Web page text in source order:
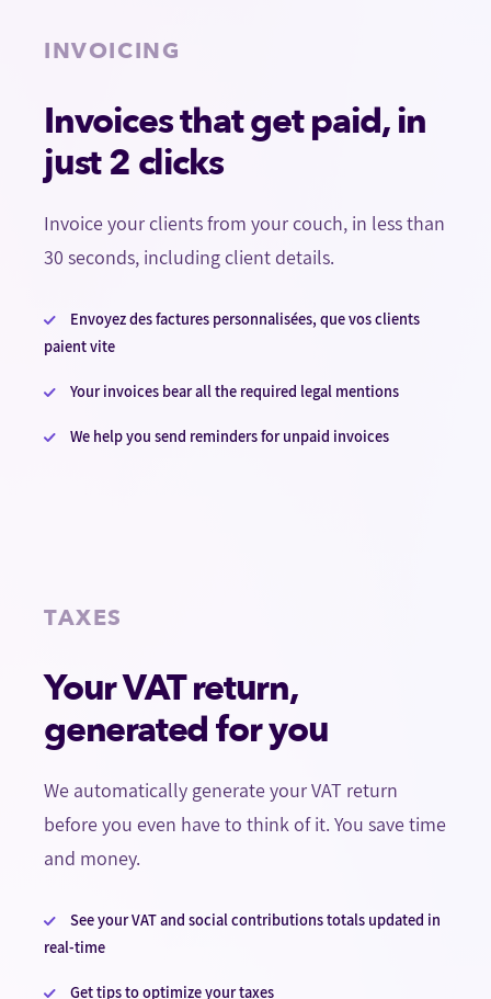
INVOICING
Invoices that get paid, in
just 2 clicks
Invoice your clients from your couch, in less than
30 seconds, including client details.
Envoyez des factures personnalisées, que vos clients
paient vite
Your invoices bear all the required legal mentions
We help you send reminders for unpaid invoices
TAXES
Your VAT return,
generated for you
We automatically generate your VAT return
before you even have to think of it. You save time
and money.
See your VAT and social contributions totals updated in
real-time
Get tips to optimize your taxes